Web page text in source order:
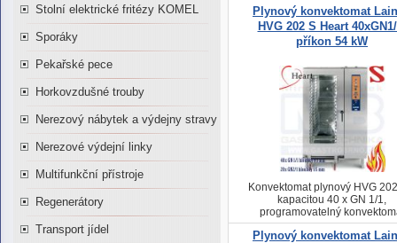
Stolní elektrické fritézy KOMEL
Sporáky
Pekařské pece
Horkovzdušné trouby
Nerezový nábytek a výdejny stravy
Nerezové výdejní linky
Multifunkční přístroje
Regenerátory
Transport jídel
Plynový konvektomat
HVG 202 S Heart
příkon 54 kW
Konvektomat plynový HVG
kapacitou 40 x GN 1/1,
programovatelný
plynový
Plynový konvektomat